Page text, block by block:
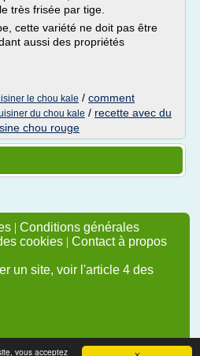
vous acceptez
très frisée par tige.
cette variété ne doit pas être
aussi des propriétés
le chou kale / comment
du chou kale / recette avec du
chou rouge
| Conditions générales
cookies | Contact à propos
un site, voir l'article 4 des